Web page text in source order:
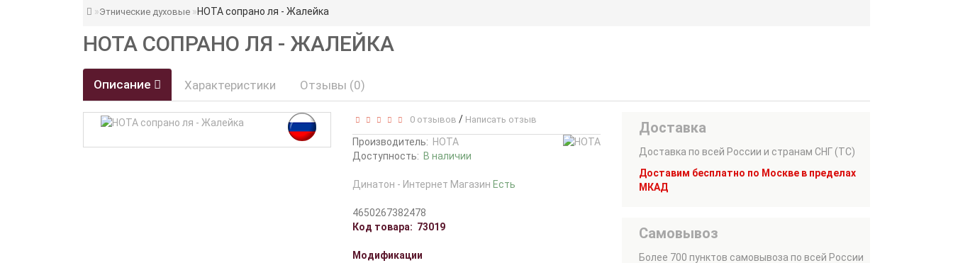
Этнические духовые НОТА сопрано ля - Жалейка
НОТА СОПРАНО ЛЯ - ЖАЛЕЙКА
Описание Характеристики Отзывы (0)
0 отзывов / Написать отзыв
Производитель: НОТА
Доступность: В наличии
Динатон - Интернет Магазин Есть
4650267382478
Код товара: 73019
Модификации
Доставка
Доставка по всей России и странам СНГ (ТС)
Доставим бесплатно по Москве в пределах
МКАД
Самовывоз
Более 700 пунктов самовывоза по всей России